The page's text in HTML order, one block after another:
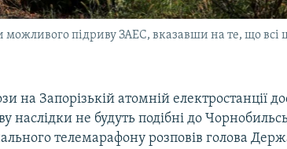
підриву ЗАЕС, вказавши на те, що всі
на Запорізькій атомній електростанції
наслідки не будуть подібні до
телемарафону розповів голова